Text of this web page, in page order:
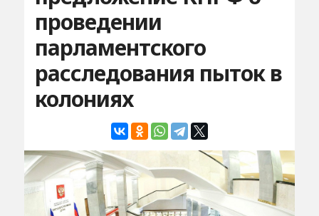
проведении
парламентского
расследования пыток в
колониях